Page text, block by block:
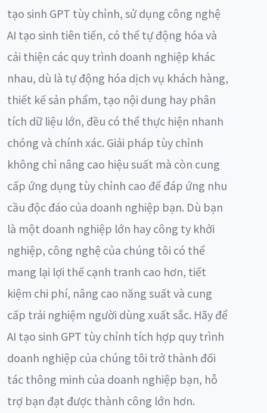
tạo sinh GPT tùy chỉnh, sử dụng công nghệ
AI tạo sinh tiên tiến, có thể tự động hóa và
cải thiện các quy trình doanh nghiệp khác
nhau, dù là tự động hóa dịch vụ khách hàng,
thiết kế sản phẩm, tạo nội dung hay phân
tích dữ liệu lớn, đều có thể thực hiện nhanh
chóng và chính xác. Giải pháp tùy chỉnh
không chỉ nâng cao hiệu suất mà còn cung
cấp ứng dụng tùy chỉnh cao để đáp ứng nhu
cầu độc đáo của doanh nghiệp bạn. Dù bạn
là một doanh nghiệp lớn hay công ty khởi
nghiệp, công nghệ của chúng tôi có thể
mang lại lợi thế cạnh tranh cao hơn, tiết
kiệm chi phí, nâng cao năng suất và cung
cấp trải nghiệm người dùng xuất sắc. Hãy để
AI tạo sinh GPT tùy chỉnh tích hợp quy trình
doanh nghiệp của chúng tôi trở thành đối
tác thông minh của doanh nghiệp bạn, hỗ
trợ bạn đạt được thành công lớn hơn.